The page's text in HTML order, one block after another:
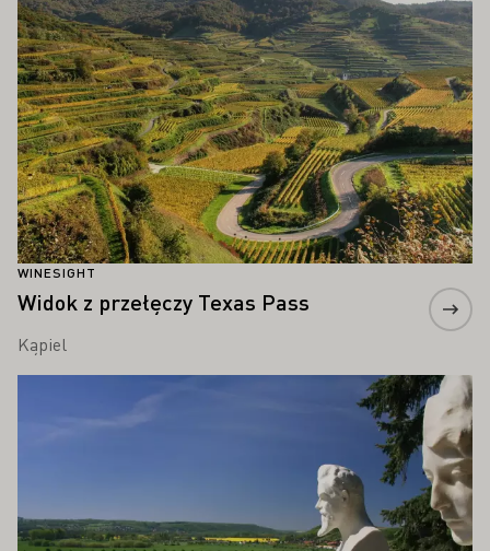
WINESIGHT
Widok z przełęczy Texas Pass
Kąpiel